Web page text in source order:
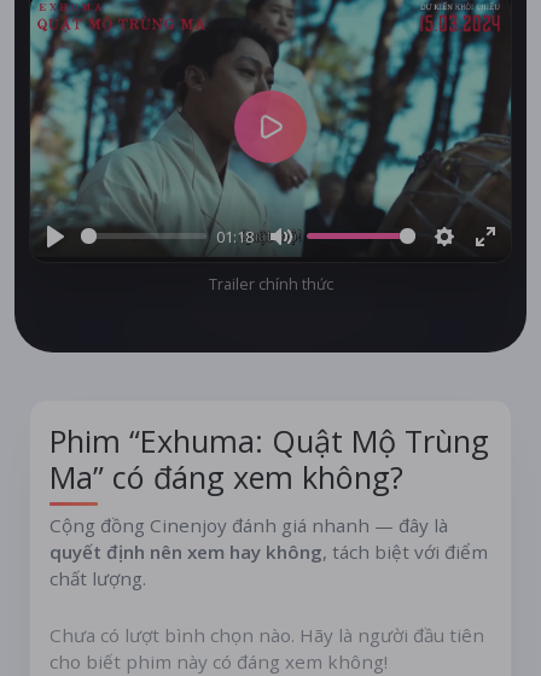
01:18
Mute
Play
Trailer chính thức
Phim “Exhuma: Quật Mộ Trùng
Ma” có đáng xem không?
Cộng đồng Cinenjoy đánh giá nhanh — đây là
quyết định nên xem hay không, tách biệt với điểm
chất lượng.
Chưa có lượt bình chọn nào. Hãy là người đầu tiên
cho biết phim này có đáng xem không!